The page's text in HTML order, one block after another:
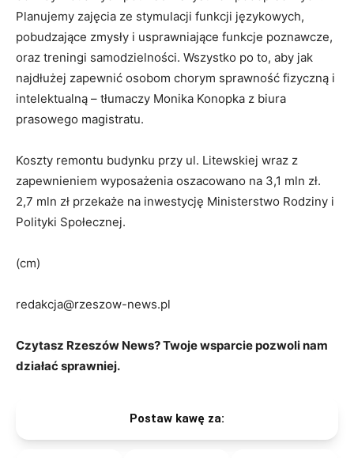
Planujemy zajęcia ze stymulacji funkcji językowych,
pobudzające zmysły i usprawniające funkcje poznawcze,
oraz treningi samodzielności. Wszystko po to, aby jak
najdłużej zapewnić osobom chorym sprawność fizyczną i
intelektualną – tłumaczy Monika Konopka z biura
prasowego magistratu.
Koszty remontu budynku przy ul. Litewskiej wraz z
zapewnieniem wyposażenia oszacowano na 3,1 mln zł.
2,7 mln zł przekaże na inwestycję Ministerstwo Rodziny i
Polityki Społecznej.
(cm)
redakcja@rzeszow-news.pl
Czytasz Rzeszów News? Twoje wsparcie pozwoli nam
działać sprawniej.
Postaw kawę za: